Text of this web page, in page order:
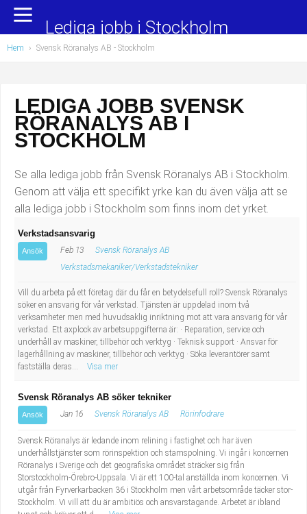
Yrkesområden
Administration, ekonomi, juridik
Chefer och verksamhetsledare
Data/IT
Försäljning, inköp, marknadsföring
Hantverksyrken
Hotell, restaurang, storhushåll
Hälso- och sjukvård
Industriell tillverkning
Installation, drift, underhåll
Kultur, media, design
Militärt arbete
Naturbruk
Populära jobb
Undersköterska, hemtjänst och äldreboende
Barnskötare
Lärare i förskola/Förskollärare
Lagerarbetare
Bussförare/Busschaufför
Elevassistent
Personlig assistent
Behandlingsassistent/Socialpedagog
Tandsköterska
Tidningsbud/Tidningsdistributör
Lärare i fritidshem/Fritidspedagog
Taxiförare/Taxichaufför
Lediga jobb i Stockholm
Hem › Svensk Röranalys AB - Stockholm
LEDIGA JOBB SVENSK
RÖRANALYS AB I
STOCKHOLM
Se alla lediga jobb från Svensk Röranalys AB i Stockholm.
Genom att välja ett specifikt yrke kan du även välja att se
alla lediga jobb i Stockholm som finns inom det yrket.
Verkstadsansvarig
Ansök Feb 13
Svensk Röranalys AB
Verkstadsmekaniker/Verkstadstekniker
Vill du arbeta på ett företag där du får en betydelsefull roll? Svensk Röranalys
söker en ansvarig för vår verkstad. Tjänsten är uppdelad inom två
verksamheter men med huvudsaklig inriktning mot att vara ansvarig för vår
verkstad. Ett axplock av arbetsuppgifterna är: · Reparation, service och
underhåll av maskiner, tillbehör och verktyg · Teknisk support · Ansvar för
lagerhållning av maskiner, tillbehör och verktyg · Söka leverantörer samt
fastställa deras...
Visa mer
Svensk Röranalys AB söker tekniker
Ansök Jan 16 Svensk Röranalys AB Rörinfodrare
Svensk Röranalys är ledande inom relining i fastighet och har även
underhållstjänster som rörinspektion och stamspolning. Vi ingår i koncernen
Röranalys i Sverige och det geografiska området sträcker sig från
Storstockholm-Örebro-Uppsala. Vi är ett 100-tal anställda inom koncernen. Vi
utgår från Fyrverkarbacken 36 i Stockholm men vårt arbetsområde täcker stor-
Stockholm. Vi vill att du är ambitiös och ansvarstagande. Arbetet är ibland